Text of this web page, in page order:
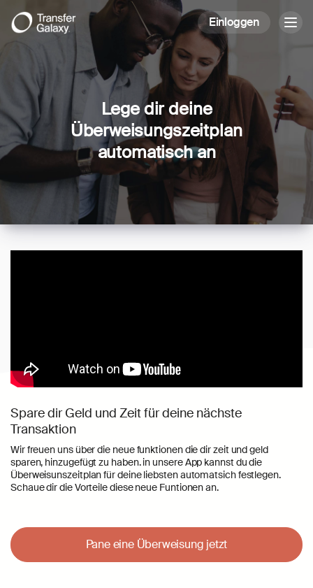
Einloggen
Lege dir deine
Überweisungszeitplan
automatisch an
Spare dir Geld und Zeit für deine nächste
Transaktion
Wir freuen uns über die neue funktionen die dir zeit und geld
sparen, hinzugefügt zu haben. in unsere App kannst du die
Überweisunszeitplan für deine liebsten automatsich festlegen.
Schaue dir die Vorteile diese neue Funtionen an.
Pane eine Überweisung jetzt